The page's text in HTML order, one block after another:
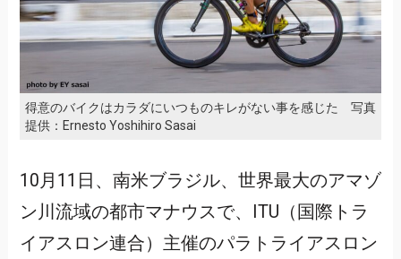
得意のバイクはカラダにいつものキレがない事を感じた 写真
提供：Ernesto Yoshihiro Sasai
10月11日、南米ブラジル、世界最大のアマゾ
ン川流域の都市マナウスで、ITU（国際トラ
イアスロン連合）主催のパラトライアスロン